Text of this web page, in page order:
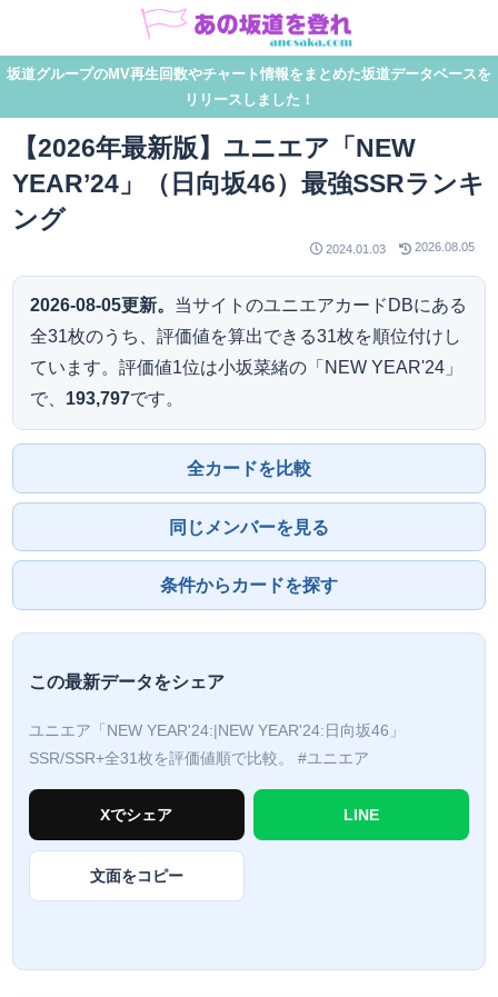
坂道グループのMV再生回数やチャート情報をまとめた坂道データベースを
リリースしました！
【2026年最新版】ユニエア「NEW
YEAR’24」（日向坂46）最強SSRランキ
ング
2024.01.03 2026.08.05
2026-08-05更新。 当サイトのユニエアカードDBにある
全31枚のうち、評価値を算出できる31枚を順位付けし
ています。評価値1位は小坂菜緒の「NEW YEAR'24」
で、 193,797です。
全カードを比較
同じメンバーを見る
条件からカードを探す
この最新データをシェア
ユニエア「NEW YEAR'24:|NEW YEAR'24:日向坂46」
SSR/SSR+全31枚を評価値順で比較。#ユニエア
Xでシェア LINE
文面をコピー